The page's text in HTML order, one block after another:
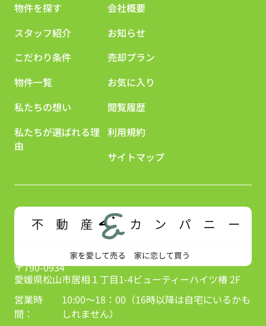
物件を探す
スタッフ紹介
こだわり条件
物件一覧
私たちの想い
私たちが選ばれる理
由
会社概要
お知らせ
売却プラン
お気に入り
閲覧履歴
利用規約
サイトマップ
〒790-0934
愛媛県松山市居相１丁目1-4ビューティーハイツ椿 2F
営業時
間：
10:00～18：00（16時以降は自宅にいるかも
しれません）